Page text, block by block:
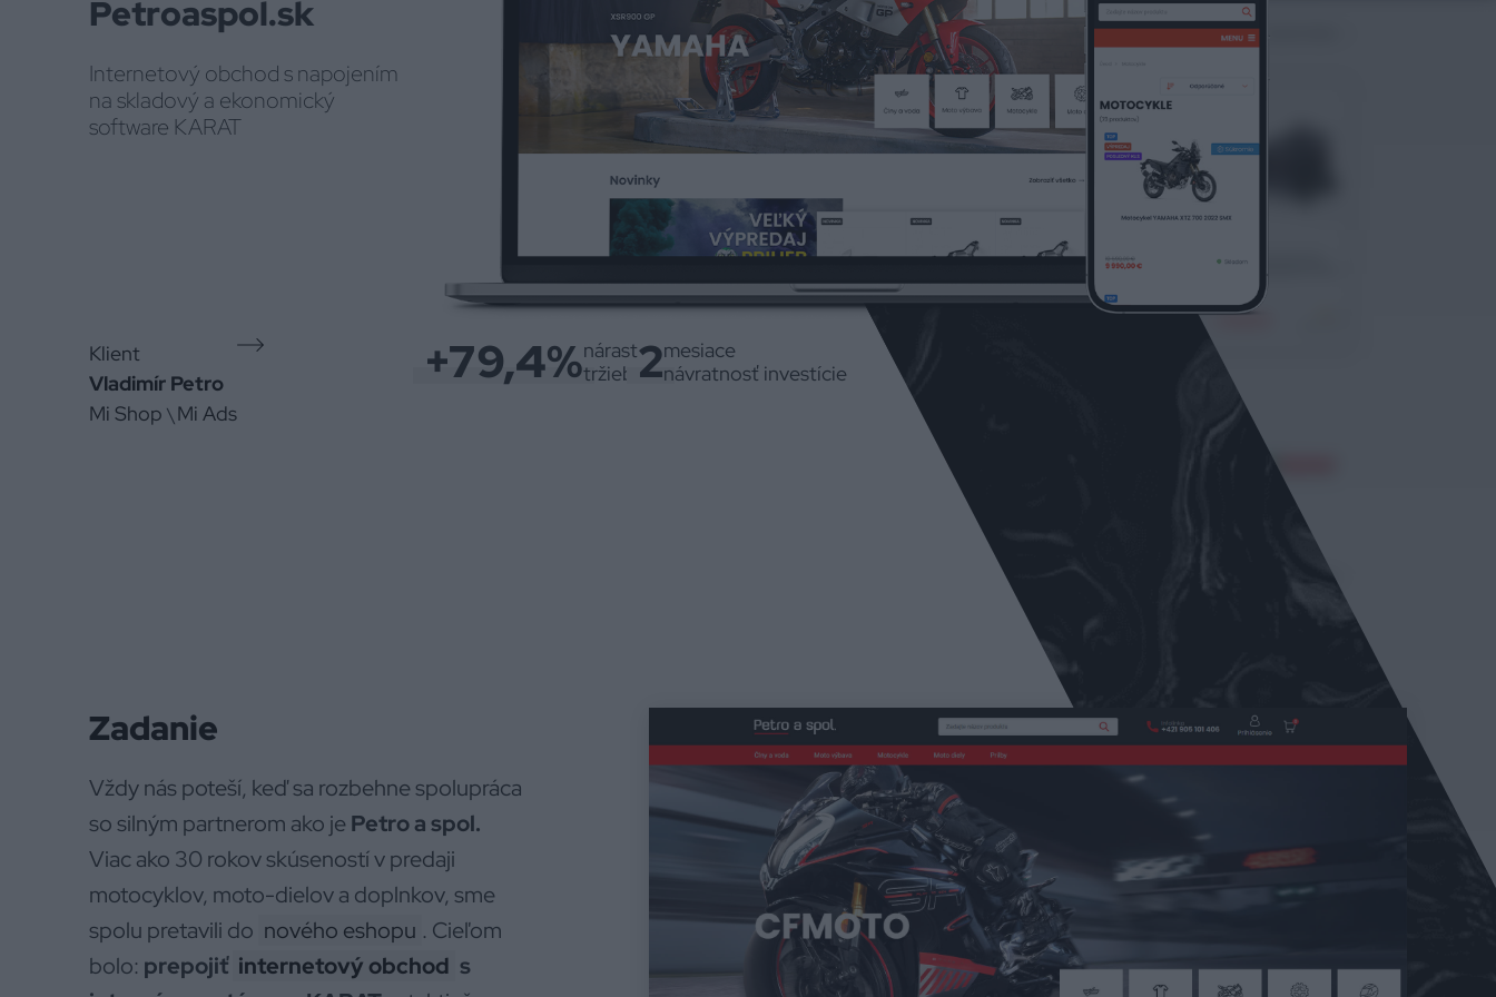
Petroaspol.sk
Internetový obchod s napojením
na skladový a ekonomický
software KARAT
Klient
Vladimír Petro
Mi Shop \Mi Ads
+79,4%nárast
tržieb 2mesiace
návratnosť investície
Zadanie
Vždy nás poteší, keď sa rozbehne spolupráca
so silným partnerom ako jePetro a spol.
Viac ako 30 rokov skúseností v predaji
motocyklov, moto-dielov a doplnkov, sme
spolu pretavili do nového eshopu . Cieľom
bolo: prepojiť internetový obchod s